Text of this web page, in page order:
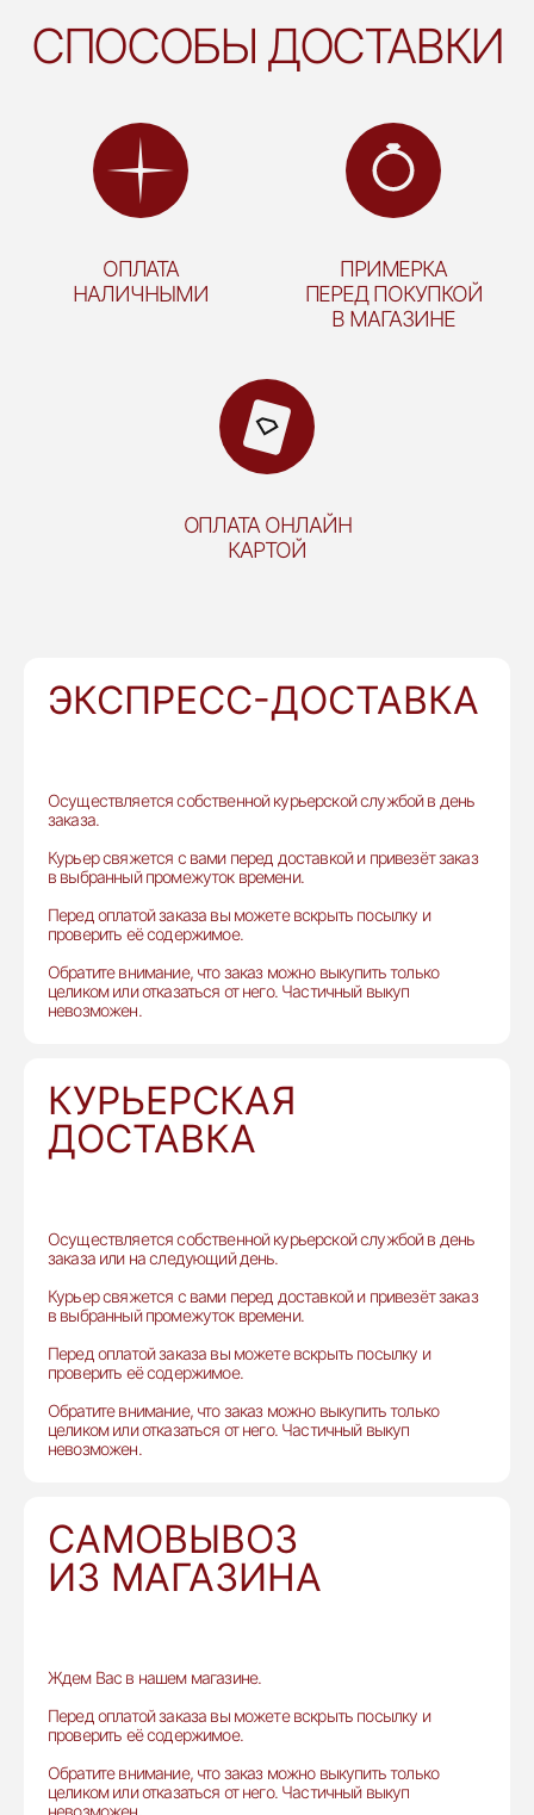
СПОСОБЫ ДОСТАВКИ
ОПЛАТА
НАЛИЧНЫМИ
ПРИМЕРКА
ПЕРЕД ПОКУПКОЙ
В МАГАЗИНЕ
ОПЛАТА ОНЛАЙН
КАРТОЙ
ЭКСПРЕСС-ДОСТАВКА
Осуществляется собственной курьерской службой в день
заказа.
Курьер свяжется с вами перед доставкой и привезёт заказ
в выбранный промежуток времени.
Перед оплатой заказа вы можете вскрыть посылку и
проверить её содержимое.
Обратите внимание, что заказ можно выкупить только
целиком или отказаться от него. Частичный выкуп
невозможен.
КУРЬЕРСКАЯ
ДОСТАВКА
Осуществляется собственной курьерской службой в день
заказа или на следующий день.
Курьер свяжется с вами перед доставкой и привезёт заказ
в выбранный промежуток времени.
Перед оплатой заказа вы можете вскрыть посылку и
проверить её содержимое.
Обратите внимание, что заказ можно выкупить только
целиком или отказаться от него. Частичный выкуп
невозможен.
САМОВЫВОЗ
ИЗ МАГАЗИНА
Ждем Вас в нашем магазине.
Перед оплатой заказа вы можете вскрыть посылку и
проверить её содержимое.
Обратите внимание, что заказ можно выкупить только
целиком или отказаться от него. Частичный выкуп
невозможен.